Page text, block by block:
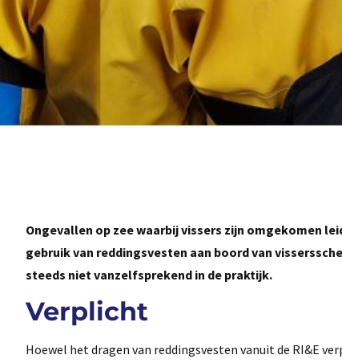
Ongevallen op zee waarbij vissers zijn omgekomen
gebruik van reddingsvesten aan boord van
steeds niet vanzelfsprekend in de praktijk.
Verplicht
Hoewel het dragen van reddingsvesten vanuit de RI&E